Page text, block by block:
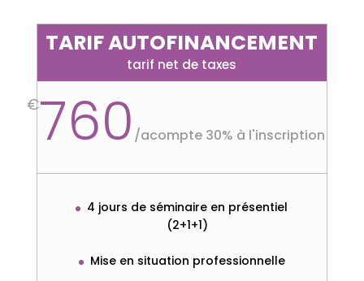
TARIF AUTOFINANCEMENT
tarif net de taxes
€760 /acompte 30% à l'inscription
4 jours de séminaire en présentiel
(2+1+1)
Mise en situation professionnelle